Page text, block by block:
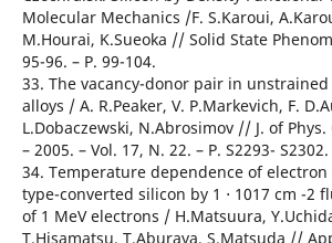
Molecular Mechanics /F. S.Karoui,
M.Hourai, K.Sueoka // Solid State
95-96. – P. 99-104.
33. The vacancy-donor pair in unstrained
alloys / A. R.Peaker, V. P.Markevich, F.
L.Dobaczewski, N.Abrosimov // J. of
– 2005. – Vol. 17, N. 22. – P. S2293- S2302.
34. Temperature dependence of
type-converted silicon by 1 ⋅ 1017 cm -2
of 1 MeV electrons / H.Matsuura,
T.Hisamatsu, T.Aburaya, S.Matsuda //